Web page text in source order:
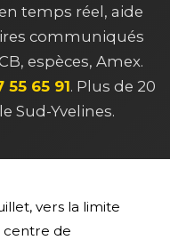
temps réel, aide
communiqués
espèces, Amex.
55 65 91. Plus de 20
Sud-Yvelines.
vers la limite
centre de